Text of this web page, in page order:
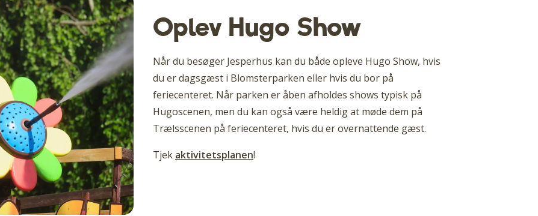
Oplev Hugo Show
Når du besøger Jesperhus kan du både opleve Hugo Show, hvis
du er dagsgæst i Blomsterparken eller hvis du bor på
feriecenteret. Når parken er åben afholdes shows typisk på
Hugoscenen, men du kan også være heldig at møde dem på
Trælsscenen på feriecenteret, hvis du er overnattende gæst.
Tjek aktivitetsplanen!